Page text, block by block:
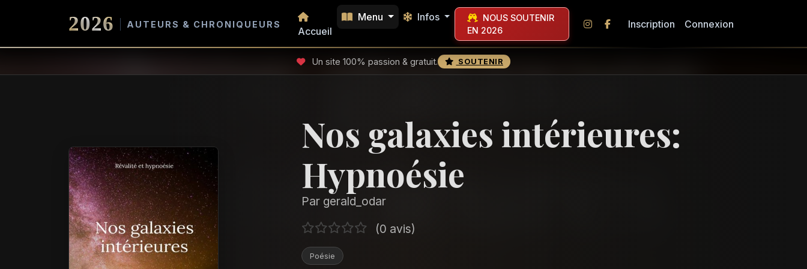
2026 AUTEURS & CHRONIQUEURS
Accueil
Menu Infos
NOUS SOUTENIR
EN 2026
Inscription Connexion
Un site 100% passion & gratuit. SOUTENIR
Nos galaxies intérieures:
Hypnoésie
Par gerald_odar
(0 avis)
Poésie